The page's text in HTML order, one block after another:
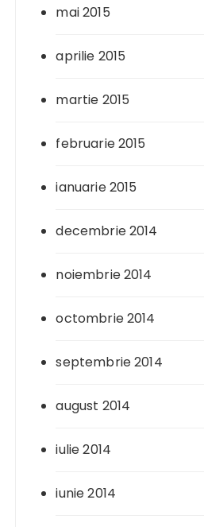
mai 2015
aprilie 2015
martie 2015
februarie 2015
ianuarie 2015
decembrie 2014
noiembrie 2014
octombrie 2014
septembrie 2014
august 2014
iulie 2014
iunie 2014